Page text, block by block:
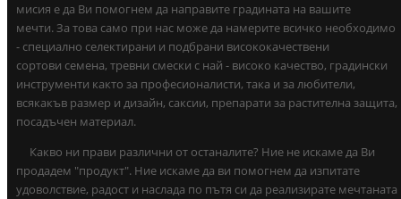
мисия е да Ви помогнем да направите градината на вашите
мечти. За това само при нас може да намерите всичко необходимо
- специално селектирани и подбрани висококачествени
сортови семена, тревни смески с най - високо качество, градински
инструменти както за професионалисти, така и за любители,
всякакъв размер и дизайн, саксии, препарати за растителна защита,
посадъчен материал.
Какво ни прави различни от останалите? Ние не искаме да Ви
продадем "продукт". Ние искаме да ви помогнем да изпитате
удоволствие, радост и наслада по пътя си да реализирате мечтаната